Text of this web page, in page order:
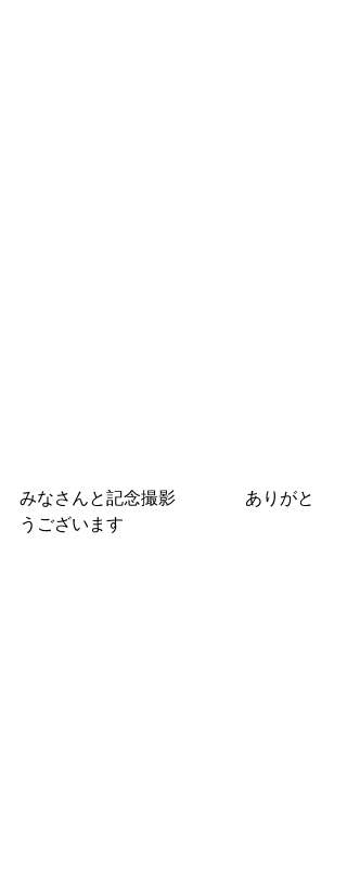
みなさんと記念撮影　　　　ありがと
うございます